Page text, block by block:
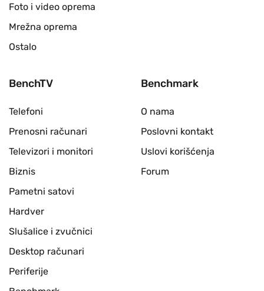
Foto i video oprema
Mrežna oprema
Ostalo
BenchTV
Telefoni
Prenosni računari
Televizori i monitori
Biznis
Pametni satovi
Hardver
Slušalice i zvučnici
Desktop računari
Periferije
Benchmark
O nama
Poslovni kontakt
Uslovi korišćenja
Forum